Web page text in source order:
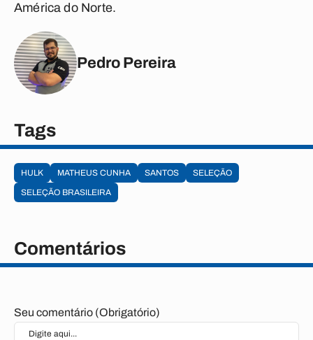
América do Norte.
Pedro Pereira
Tags
HULK MATHEUS CUNHA SANTOS
SELEÇÃO
SELEÇÃO BRASILEIRA
Comentários
Seu comentário (Obrigatório)